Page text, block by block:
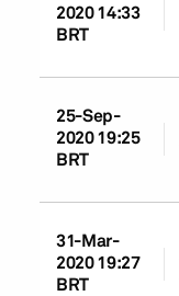
2020 14:33
BRT
25-Sep-
2020 19:25
BRT
31-Mar-
2020 19:27
BRT